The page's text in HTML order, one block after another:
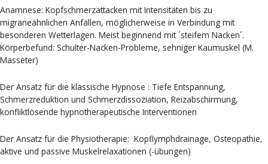
Anamnese: Kopfschmerzattacken mit Intensitäten bis zu
migräneähnlichen Anfällen, möglicherweise in Verbindung mit
besonderen Wetterlagen. Meist beginnend mit ´steifem Nacken´.
Körperbefund: Schulter-Nacken-Probleme, sehniger Kaumuskel (M.
Masseter)
Der Ansatz für die klassische Hypnose : Tiefe Entspannung,
Schmerzreduktion und Schmerzdissoziation, Reizabschirmung,
konfliktlösende hypnotherapeutische Interventionen
Der Ansatz für die Physiotherapie: Kopflymphdrainage, Osteopathie,
aktive und passive Muskelrelaxationen (-übungen)